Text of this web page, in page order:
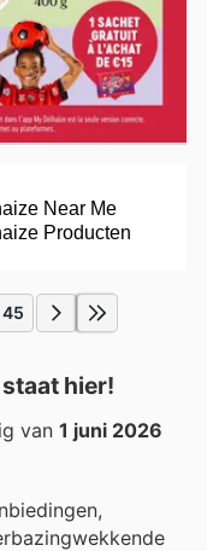
45
hier!
van 1 juni 2026